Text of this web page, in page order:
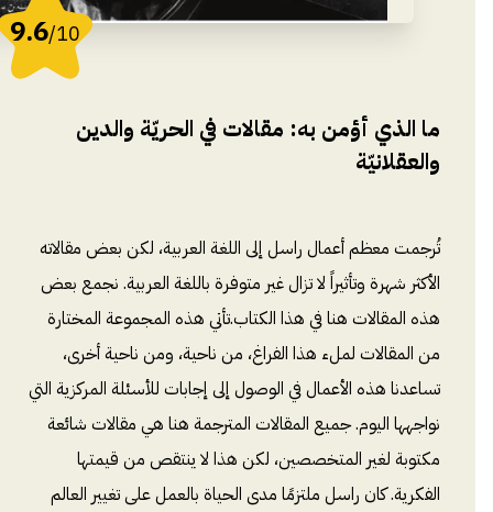
9.6/10
ما الذي أؤمن به: مقالات في الحريّة والدين
والعقلانيّة
تُرجمت معظم أعمال راسل إلى اللغة العربية، لكن بعض مقالاته
الأكثر شهرة وتأثيراً لا تزال غير متوفرة باللغة العربية. نجمع بعض
هذه المقالات هنا في هذا الكتاب.تأتي هذه المجموعة المختارة
من المقالات لملء هذا الفراغ، من ناحية، ومن ناحية أخرى،
تساعدنا هذه الأعمال في الوصول إلى إجابات للأسئلة المركزية التي
نواجهها اليوم. جميع المقالات المترجمة هنا هي مقالات شائعة
مكتوبة لغير المتخصصين، لكن هذا لا ينتقص من قيمتها
الفكرية. كان راسل ملتزمًا مدى الحياة بالعمل على تغيير العالم